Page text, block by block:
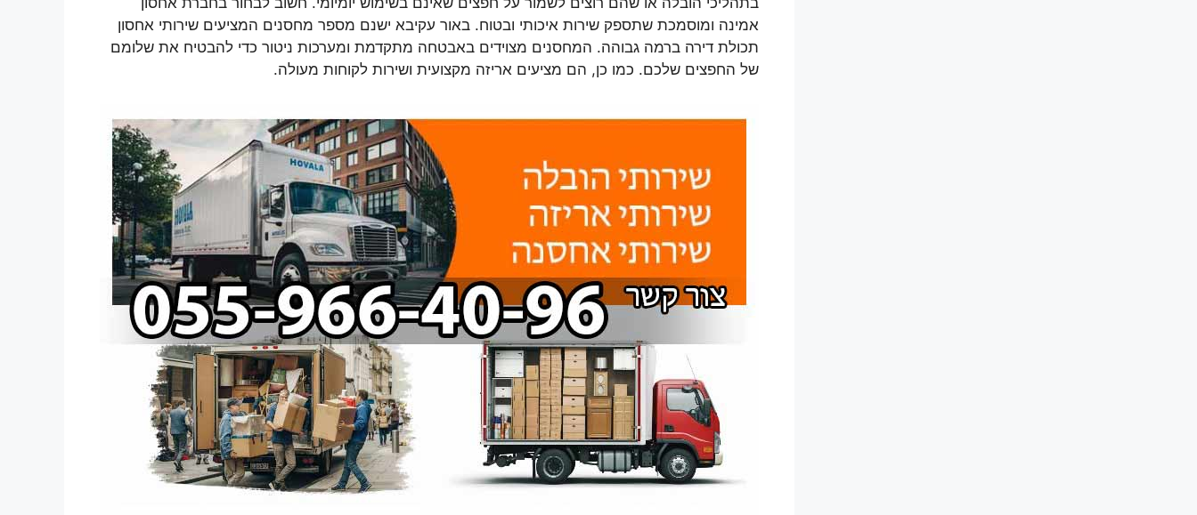
אמינה ומוסמכת שתספק שירות איכותי ובטוח. באור עקיבא ישנם מספר מחסנים המציעים שירותי אחסון
תכולת דירה ברמה גבוהה. המחסנים מצוידים באבטחה מתקדמת ומערכות ניטור כדי להבטיח את שלומם
של החפצים שלכם. כמו כן, הם מציעים אריזה מקצועית ושירות לקוחות מעולה.